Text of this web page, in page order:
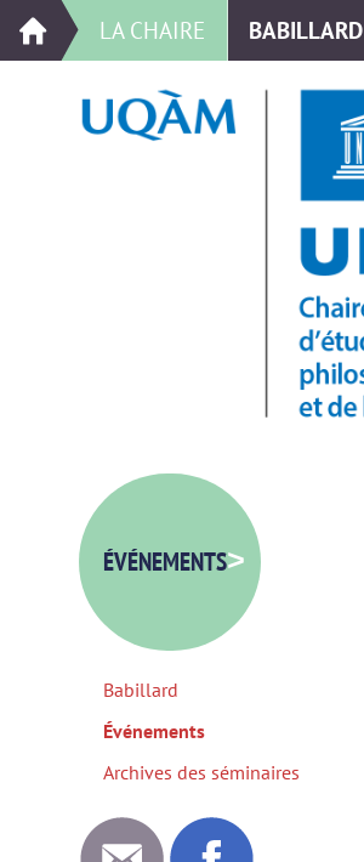
LA CHAIRE BABILLARD
ÉVÉNEMENTS>
Babillard
Événements
Archives des séminaires